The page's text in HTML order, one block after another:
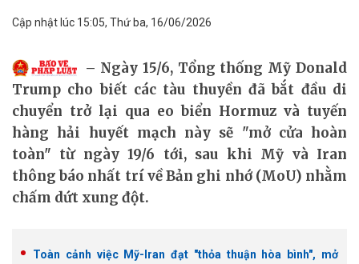
Cập nhật lúc 15:05, Thứ ba, 16/06/2026
Ngày 15/6, Tổng thống Mỹ Donald
Trump cho biết các tàu thuyền đã bắt đầu di
chuyển trở lại qua eo biển Hormuz và tuyến
hàng hải huyết mạch này sẽ "mở cửa hoàn
toàn" từ ngày 19/6 tới, sau khi Mỹ và Iran
thông báo nhất trí về Bản ghi nhớ (MoU) nhằm
chấm dứt xung đột.
Toàn cảnh việc Mỹ-Iran đạt "thỏa thuận hòa bình", mở